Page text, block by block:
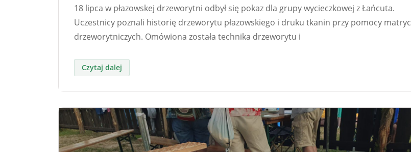
18 lipca w płazowskej drzeworytni odbył się pokaz dla grupy wycieczkowej z Łańcuta.
Uczestnicy poznali historię drzeworytu płazowskiego i druku tkanin przy pomocy matryc
drzeworytniczych. Omówiona została technika drzeworytu i